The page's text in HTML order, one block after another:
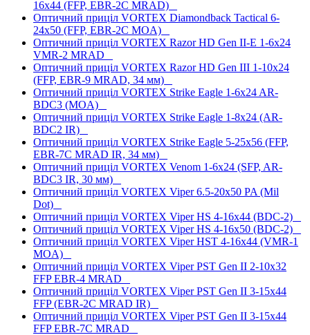
16x44 (FFP, EBR-2C MRAD)
Оптичний приціл VORTEX Diamondback Tactical 6-
24x50 (FFP, EBR-2C MOA)
Оптичний приціл VORTEX Razor HD Gen II-E 1-6x24
VMR-2 MRAD
Оптичний приціл VORTEX Razor HD Gen III 1-10x24
(FFP, EBR-9 MRAD, 34 мм)
Оптичний приціл VORTEX Strike Eagle 1-6x24 AR-
BDC3 (MOA)
Оптичний приціл VORTEX Strike Eagle 1-8x24 (AR-
BDC2 IR)
Оптичний приціл VORTEX Strike Eagle 5-25x56 (FFP,
EBR-7C MRAD IR, 34 мм)
Оптичний приціл VORTEX Venom 1-6x24 (SFP, AR-
BDC3 IR, 30 мм)
Оптичний приціл VORTEX Viper 6.5-20x50 PA (Mil
Dot)
Оптичний приціл VORTEX Viper HS 4-16x44 (BDC-2)
Оптичний приціл VORTEX Viper HS 4-16x50 (BDC-2)
Оптичний приціл VORTEX Viper HST 4-16x44 (VMR-1
MOA)
Оптичний приціл VORTEX Viper PST Gen II 2-10x32
FFP EBR-4 MRAD
Оптичний приціл VORTEX Viper PST Gen II 3-15x44
FFP (EBR-2C MRAD IR)
Оптичний приціл VORTEX Viper PST Gen II 3-15x44
FFP EBR-7C MRAD